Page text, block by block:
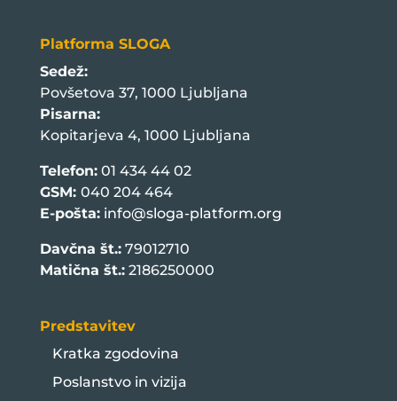
Platforma SLOGA
Sedež:
Povšetova 37, 1000 Ljubljana
Pisarna:
Kopitarjeva 4, 1000 Ljubljana
Telefon:01 434 44 02
GSM: 040 204 464
E-pošta: info@sloga-platform.org
Davčna št.:79012710
Matična št.:2186250000
Predstavitev
Kratka zgodovina
Poslanstvo in vizija